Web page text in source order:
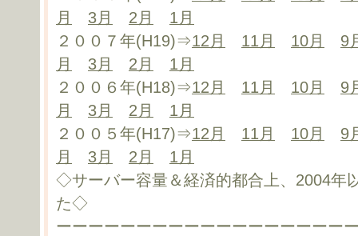
月
3月 2月
1月
２００７年(H19)⇒12月 11月 10月
9
月
3月 2月
1月
２００６年(H18)⇒12月 11月 10月
9
月
3月 2月
1月
２００５年(H17)⇒12月 11月 10月
9
月
3月 2月
1月
◇サーバー容量＆経済的都合上、2004年
た◇
ーーーーーーーーーーーーーーーーーー